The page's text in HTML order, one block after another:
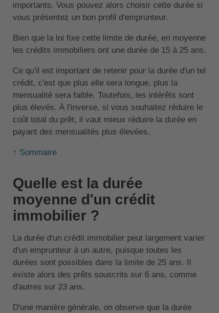
importants. Vous pouvez alors choisir cette durée si
vous présentez un bon profil d'emprunteur.
Bien que la loi fixe cette limite de durée, en moyenne
les crédits immobiliers ont une durée de 15 à 25 ans.
Ce qu'il est important de retenir pour la durée d'un tel
crédit, c'est que plus elle sera longue, plus la
mensualité sera faible. Toutefois, les intérêts sont
plus élevés. À l'inverse, si vous souhaitez réduire le
coût total du prêt, il vaut mieux réduire la durée en
payant des mensualités plus élevées.
↑ Sommaire
Quelle est la durée
moyenne d'un crédit
immobilier ?
La durée d'un crédit immobilier peut largement varier
d'un emprunteur à un autre, puisque toutes les
durées sont possibles dans la limite de 25 ans. Il
existe alors des prêts souscrits sur 6 ans, comme
d'autres sur 23 ans.
D'une manière générale, on observe que la durée